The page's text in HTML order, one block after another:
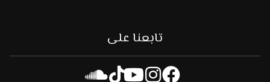
تابعنا على